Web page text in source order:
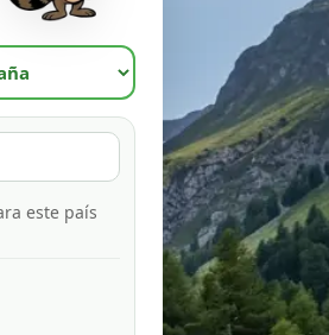
este país